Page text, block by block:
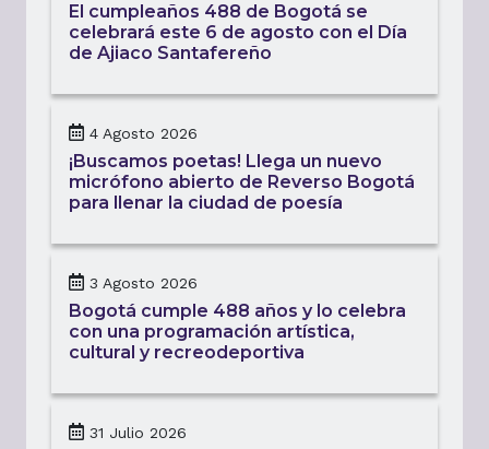
El cumpleaños 488 de Bogotá se
celebrará este 6 de agosto con el Día
de Ajiaco Santafereño
4 Agosto 2026
¡Buscamos poetas! Llega un nuevo
micrófono abierto de Reverso Bogotá
para llenar la ciudad de poesía
3 Agosto 2026
Bogotá cumple 488 años y lo celebra
con una programación artística,
cultural y recreodeportiva
31 Julio 2026